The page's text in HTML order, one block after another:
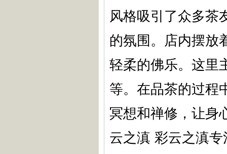
风格吸引了众多茶
的氛围。店内摆放
轻柔的佛乐。这里
等。在品茶的过程
冥想和禅修，让
云之滇 彩云之滇